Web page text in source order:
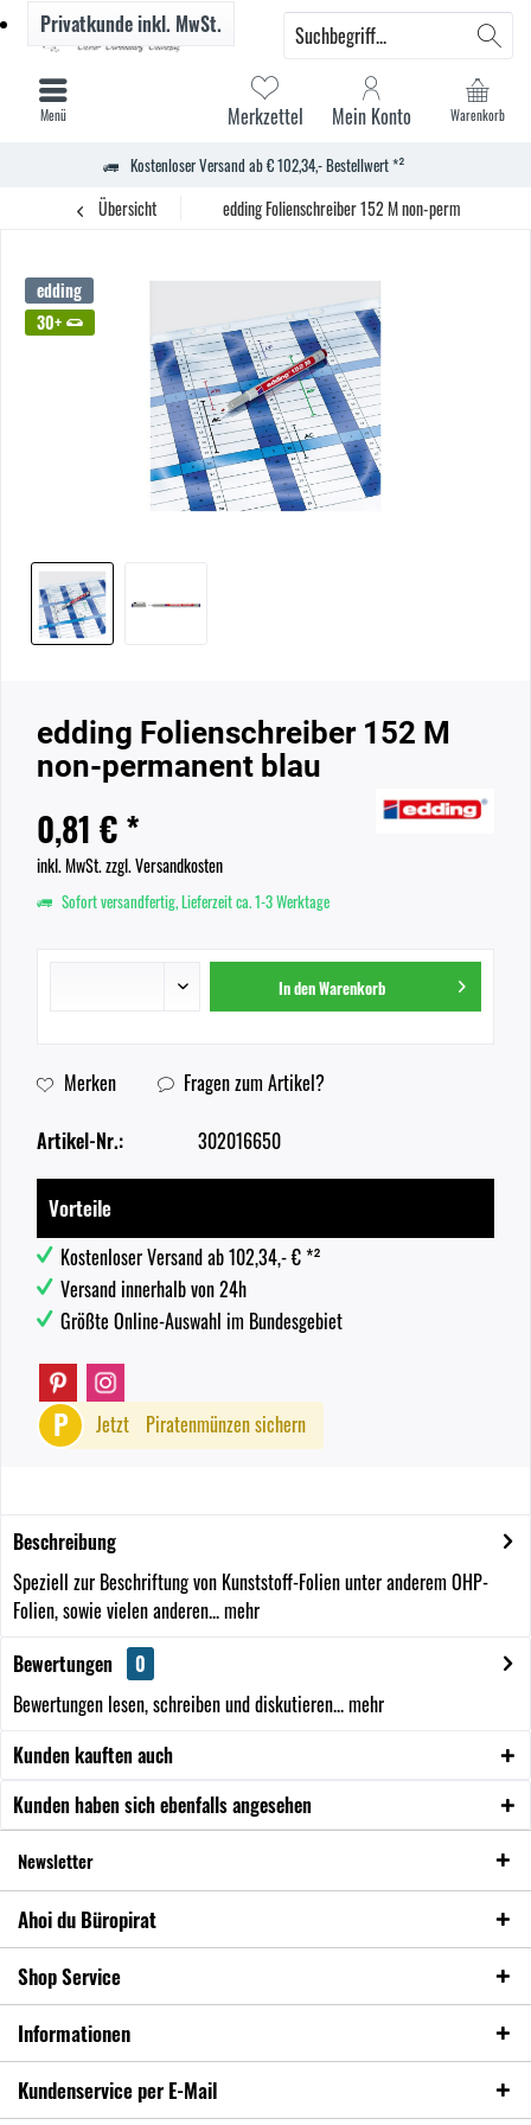
Kostenloser Versand ab € 102,34,- Bestellwert *²
Warenkorb
Merkzettel Mein Konto
Privatkundeinkl. MwSt.
Menü
Übersicht edding Folienschreiber 152 M non-permanent blau
edding
30+
edding Folienschreiber 152 M
non-permanent blau
0,81 € *
inkl. MwSt.zzgl. Versandkosten
Sofort versandfertig, Lieferzeit ca. 1-3 Werktage
In denWarenkorb
Merken Fragen zum Artikel?
Artikel-Nr.: 302016650
Vorteile
Kostenloser Versand ab 102,34,- € *²
Versand innerhalb von 24h
Größte Online-Auswahl im Bundesgebiet
P Jetzt Piratenmünzen sichern
Beschreibung
Speziell zur Beschriftung von Kunststoff-Folien unter anderem OHP-
Folien, sowie vielen anderen...mehr
Bewertungen
0
Bewertungen lesen, schreiben und diskutieren...mehr
Kunden kauften auch
Kunden haben sich ebenfalls angesehen
Newsletter
Ahoi du Büropirat
Shop Service
Informationen
Kundenservice per E-Mail